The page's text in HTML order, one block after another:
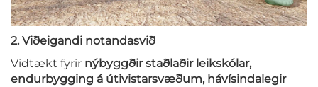
2. Viðeigandi notandasvið
Vidtækt fyrir nýbyggðir staðlaðir leikskólar,
endurbygging á útivistarsvæðum, hávísindalegir